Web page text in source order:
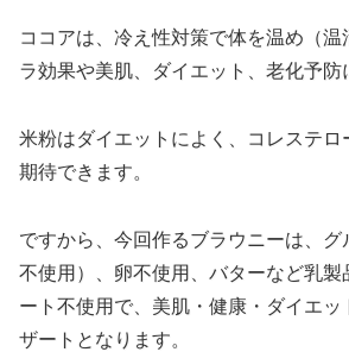
ココアは、冷え性対策で体を温め（
ラ効果や美肌、ダイエット、老化予防
米粉はダイエットによく、コレステロ
期待できます。
ですから、今回作るブラウニーは、
不使用）、卵不使用、バターなど乳製
ート不使用で、美肌・健康・ダイエ
ザートとなります。